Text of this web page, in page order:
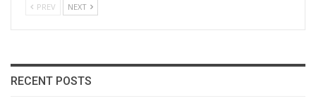
PREV NEXT
RECENT POSTS